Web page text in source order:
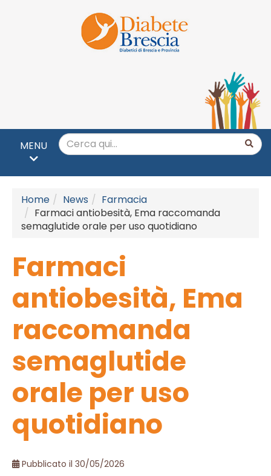
Home News
Farmacia
Farmaci antiobesità, Ema raccomanda
semaglutide orale per uso quotidiano
Farmaci
antiobesità, Ema
raccomanda
semaglutide
orale per uso
quotidiano
Pubblicato il 30/05/2026